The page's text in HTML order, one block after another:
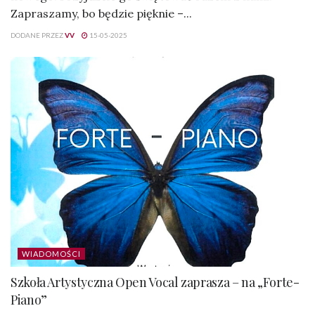
Zapraszamy, bo będzie pięknie –...
DODANE PRZEZVV 15-05-2025
WIADOMOŚCI
Szkoła Artystyczna Open Vocal zaprasza – na „Forte-
Piano”